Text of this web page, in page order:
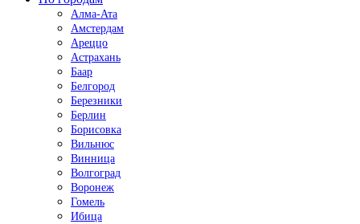
Алма-Ата
Амстердам
Ареццо
Астрахань
Баар
Белгород
Березники
Берлин
Борисовка
Вильнюс
Винница
Волгоград
Воронеж
Гомель
Ибица